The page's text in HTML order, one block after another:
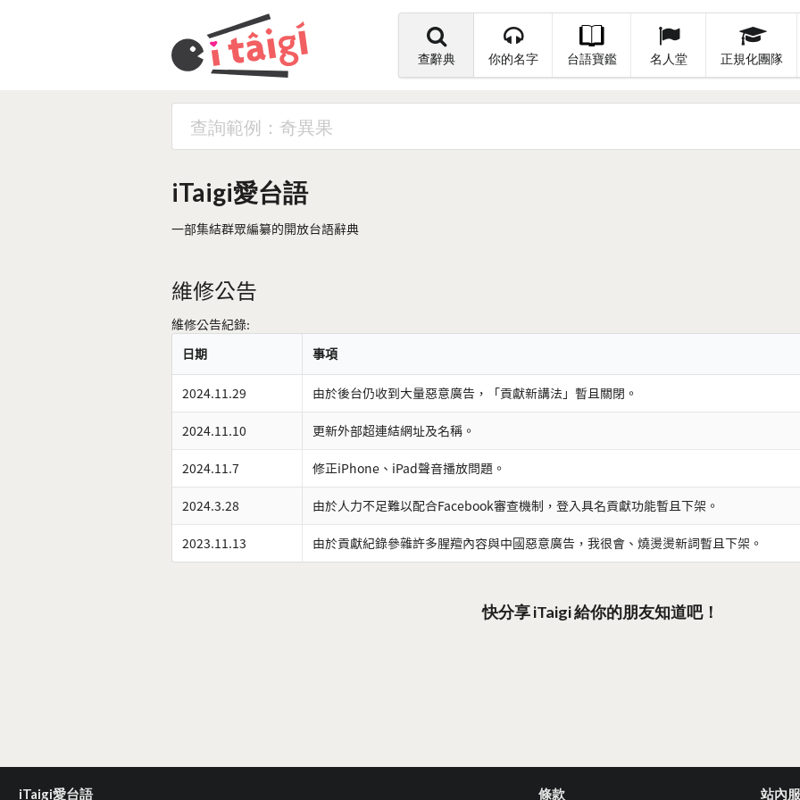
查辭典 你的名字 台語寶鑑 名人堂 正規化團隊
iTaigi愛台語
一部集結群眾編纂的開放台語辭典
維修公告
維修公告紀錄:
日期
事項
2024.11.29 由於後台仍收到大量惡意廣告，「貢獻新講法」暫且關閉。
2024.11.10 更新外部超連結網址及名稱。
2024.11.7 修正iPhone、iPad聲音播放問題。
2024.3.28 由於人力不足難以配合Facebook審查機制，登入具名貢獻功能暫且下架。
2023.11.13 由於貢獻紀錄參雜許多腥羶內容與中國惡意廣告，我很會、燒燙燙新詞暫且下架。
快分享 iTaigi 給你的朋友知道吧！
iTaigi愛台語 條款 站內